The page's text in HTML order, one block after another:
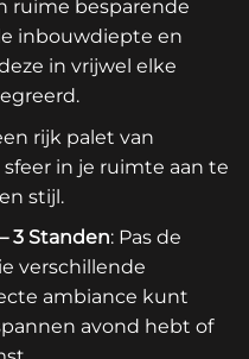
ruime besparende
inbouwdiepte en
in vrijwel elke
rijk palet van
in je ruimte aan te
stijl.
3 Standen: Pas de
verschillende
ambiance kunt
avond hebt of